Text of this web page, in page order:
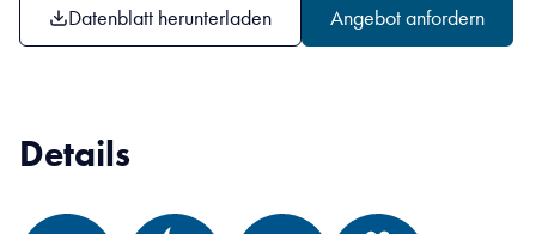
Datenblatt herunterladen Angebot anfordern
Details